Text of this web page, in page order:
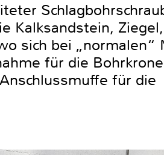
Kalksandstein,
sich bei „normalen“
für die
für die